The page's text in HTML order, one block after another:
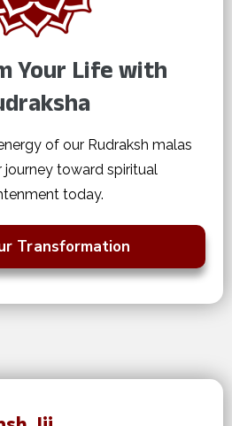
Your Life with
of our Rudraksh malas
journey toward spiritual
today.
Transformation